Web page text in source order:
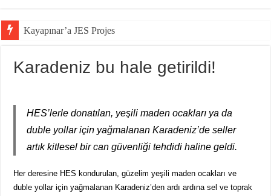
Kayapınar’a JES Projesi için Jandar
Karadeniz bu hale getirildi!
HES’lerle donatılan, yeşili maden ocakları ya da
duble yollar için yağmalanan Karadeniz’de seller
artık kitlesel bir can güvenliği tehdidi haline geldi.
Her deresine HES kondurulan, güzelim yeşili maden ocakları ve
duble yollar için yağmalanan Karadeniz’den ardı ardına sel ve toprak